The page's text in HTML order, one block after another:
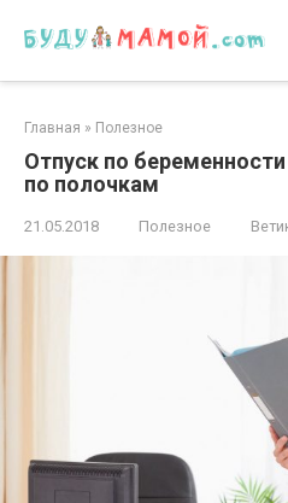
Главная » Полезное
Отпуск по
по полочкам
21.05.2018 Полезное